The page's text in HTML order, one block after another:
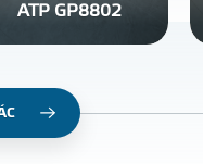
ATP GP8802